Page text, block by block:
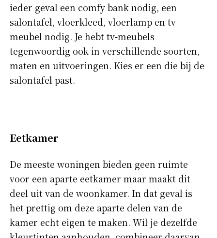
ieder geval een comfy bank nodig, een
salontafel, vloerkleed, vloerlamp en tv-
meubel nodig. Je hebt tv-meubels
tegenwoordig ook in verschillende soorten,
maten en uitvoeringen. Kies er een die bij de
salontafel past.
Eetkamer
De meeste woningen bieden geen ruimte
voor een aparte eetkamer maar maakt dit
deel uit van de woonkamer. In dat geval is
het prettig om deze aparte delen van de
kamer echt eigen te maken. Wil je dezelfde